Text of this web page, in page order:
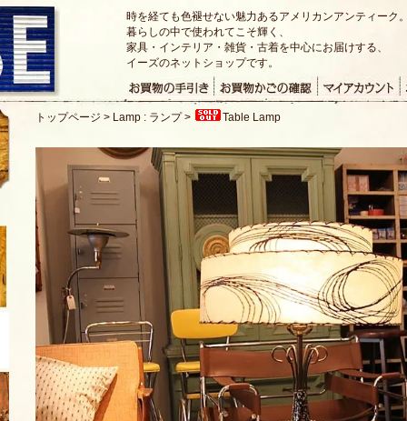
時を経ても色褪せない魅力あるアメリカンアンティーク
暮らしの中で使われてこそ輝く、
家具・インテリア・雑貨・古着を中心にお届けする、
イーズのネットショップです。
トップページ > Lamp : ランプ> Table Lamp